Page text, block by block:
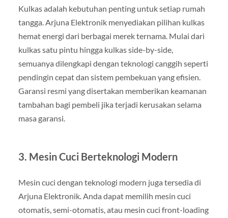
Kulkas adalah kebutuhan penting untuk setiap rumah
tangga. Arjuna Elektronik menyediakan pilihan kulkas
hemat energi dari berbagai merek ternama. Mulai dari
kulkas satu pintu hingga kulkas side-by-side,
semuanya dilengkapi dengan teknologi canggih seperti
pendingin cepat dan sistem pembekuan yang efisien.
Garansi resmi yang disertakan memberikan keamanan
tambahan bagi pembeli jika terjadi kerusakan selama
masa garansi.
3. Mesin Cuci Berteknologi Modern
Mesin cuci dengan teknologi modern juga tersedia di
Arjuna Elektronik. Anda dapat memilih mesin cuci
otomatis, semi-otomatis, atau mesin cuci front-loading